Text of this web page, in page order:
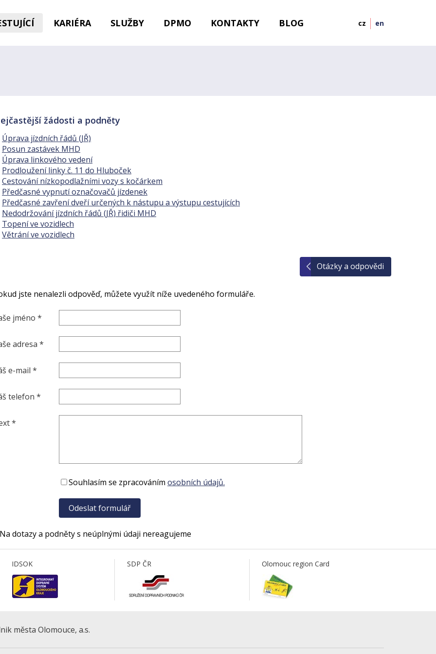
cz en
KARIÉRA SLUŽBY DPMO KONTAKTY BLOG
žádosti a podněty
Úprava jízdních řádů (JŘ)
Posun zastávek MHD
Úprava linkového vedení
Prodloužení linky č. 11 do Hluboček
Cestování nízkopodlažními vozy s kočárkem
Předčasné vypnutí označovačů jízdenek
Předčasné zavření dveří určených k nástupu a výstupu cestujících
Nedodržování jízdních řádů (JŘ) řidiči MHD
Topení ve vozidlech
Větrání ve vozidlech
Otázky a odpovědi
jste nenalezli odpověď, můžete využít níže uvedeného formuláře.
jméno *
adresa *
e-mail *
telefon *
*
Souhlasím se zpracováním osobních údajů.
dotazy a podněty s neúplnými údaji nereagujeme
IDSOK SDP ČR Olomouc region Card
města Olomouce, a.s.